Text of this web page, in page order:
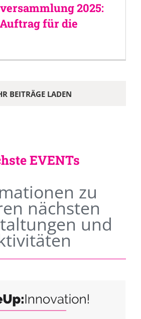
2025:
für die
BEITRÄGE LADEN
EVENTs
zu
nächsten
und